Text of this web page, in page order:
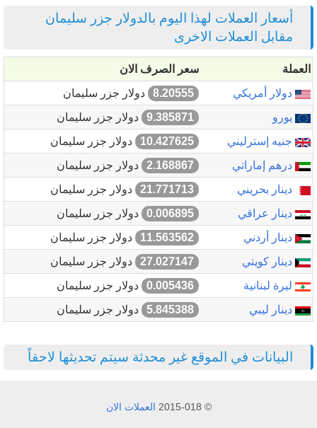
أسعار العملات لهذا اليوم بالدولار جزر سليمان
مقابل العملات الاخرى
العملة
سعر الصرف الان
دولار أمريكي
8.20555
دولار جزر سليمان
يورو
9.385871
دولار جزر سليمان
جنيه إسترليني
10.427625
دولار جزر سليمان
درهم إماراتي
2.168867
دولار جزر سليمان
دينار بحريني
21.771713
دولار جزر سليمان
دينار عراقي
0.006895
دولار جزر سليمان
دينار أردني
11.563562
دولار جزر سليمان
دينار كويتي
27.027147
دولار جزر سليمان
ليرة لبنانية
0.005436
دولار جزر سليمان
دينار ليبي
5.845388 دولار جزر سليمان
البيانات في الموقع غير محدثة سيتم تحديثها لاحقاً
© 2015-018 العملات الان